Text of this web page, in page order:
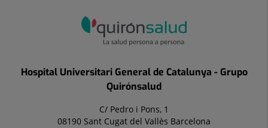
Hospital Universitari General de Catalunya - Grupo
Quirónsalud
C/ Pedro i Pons, 1
08190 Sant Cugat del Vallès Barcelona